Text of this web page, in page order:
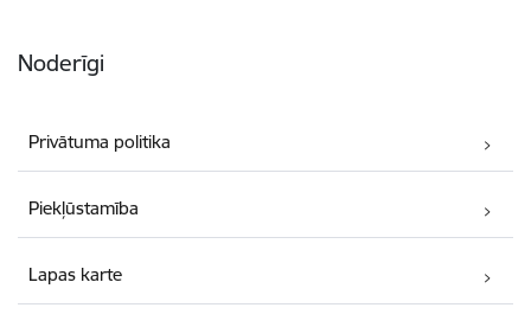
Noderīgi
Privātuma politika
Piekļūstamība
Lapas karte